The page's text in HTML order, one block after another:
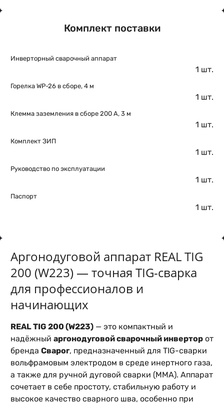
Комплект поставки
Инверторный сварочный аппарат
1 шт.
Горелка WP-26 в сборе, 4 м
1 шт.
Клемма заземления в сборе 200 А, 3 м
1 шт.
Комплект ЗИП
1 шт.
Руководство по эксплуатации
1 шт.
Паспорт
1 шт.
Аргонодуговой аппарат REAL TIG
200 (W223) — точная TIG-сварка
для профессионалов и
начинающих
REAL TIG 200 (W223) — это компактный и
надёжный аргонодуговой сварочный инвертор от
бренда Сварог, предназначенный для TIG-сварки
вольфрамовым электродом в среде инертного газа,
а также для ручной дуговой сварки (MMA). Аппарат
сочетает в себе простоту, стабильную работу и
высокое качество сварного шва, особенно при